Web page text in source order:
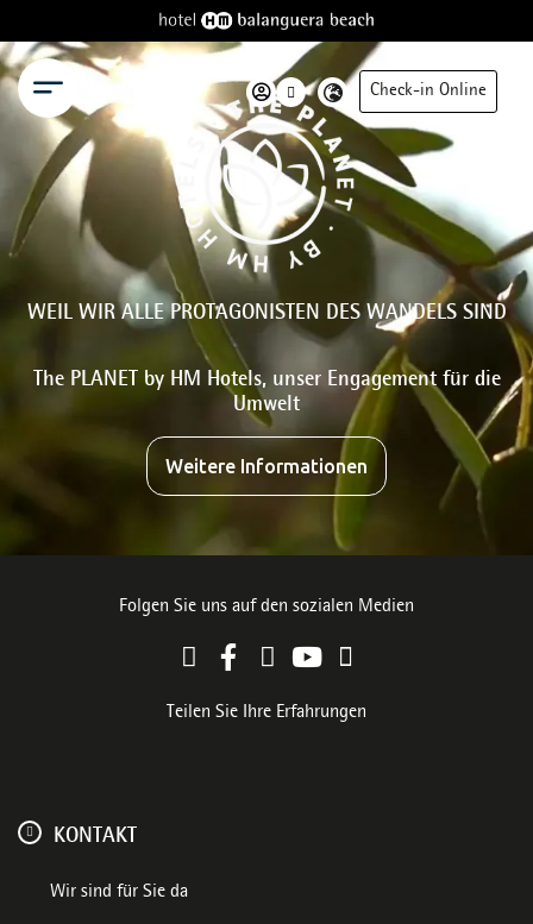
Check-in Online
WEIL WIR ALLE PROTAGONISTEN DES WANDELS SIND
The PLANET by HM Hotels, unser Engagement für die
Umwelt
Weitere Informationen
Folgen Sie uns auf den sozialen Medien
Teilen Sie Ihre Erfahrungen
KONTAKT
Wir sind für Sie da